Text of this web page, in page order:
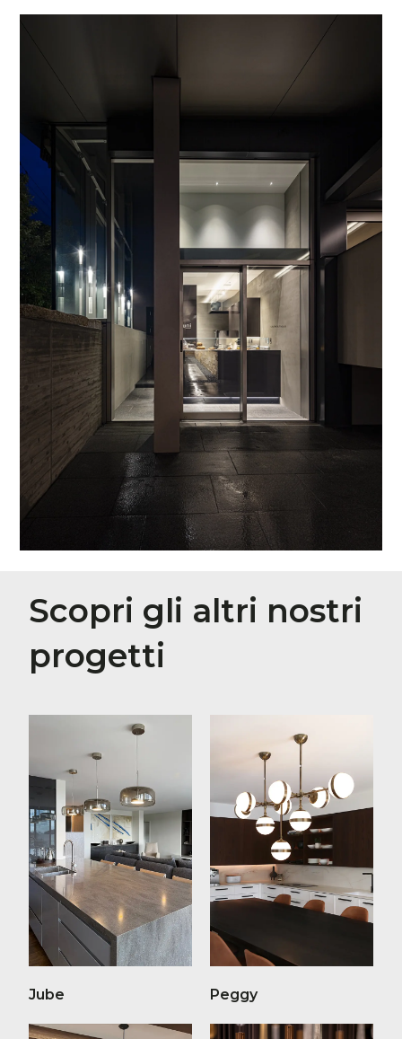
Scopri gli altri nostri
progetti
Jube Peggy